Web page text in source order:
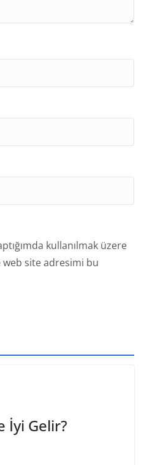
kullanılmak üzere
web site adresimi bu
İyi Gelir?